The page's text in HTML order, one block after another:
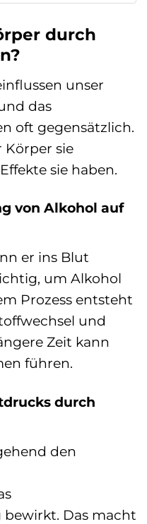
durch
unser
das
oft gegensätzlich.
Körper sie
sie haben.
von Alkohol auf
er ins Blut
um Alkohol
Prozess entsteht
und
Zeit kann
führen.
durch
den
Das macht